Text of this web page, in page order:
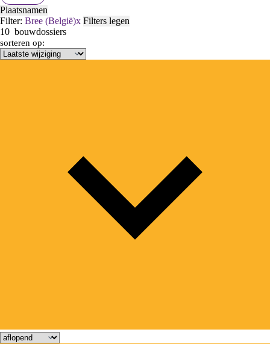
Plaatsnamen
Filter: Bree (België)x Filters legen
10 bouwdossiers
sorteren op: